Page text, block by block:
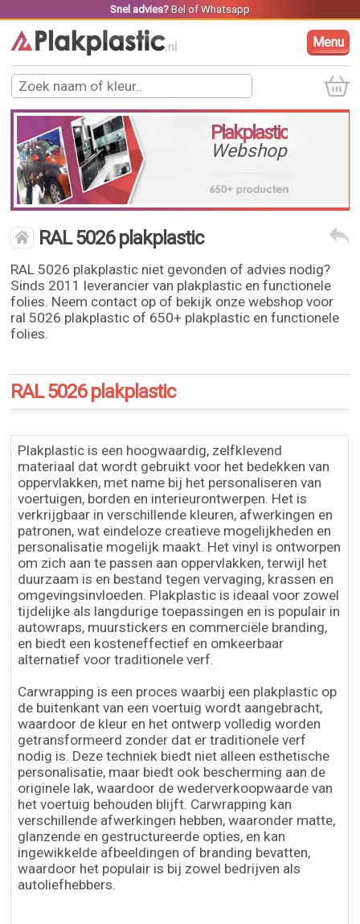
Snel advies? Belof Whatsapp
Menu
Plakplastic
Webshop
RAL 5026 plakplastic
RAL 5026 plakplastic niet gevonden of advies nodig?
Sinds 2011 leverancier van plakplastic en functionele
folies. Neem contact op of bekijk onze webshop voor
ral 5026 plakplastic of 650+ plakplastic en functionele
folies.
RAL 5026 plakplastic
Plakplastic is een hoogwaardig, zelfklevend
materiaal dat wordt gebruikt voor het bedekken van
oppervlakken, met name bij het personaliseren van
voertuigen, borden en interieurontwerpen. Het is
verkrijgbaar in verschillende kleuren, afwerkingen en
patronen, wat eindeloze creatieve mogelijkheden en
personalisatie mogelijk maakt. Het vinyl is ontworpen
om zich aan te passen aan oppervlakken, terwijl het
duurzaam is en bestand tegen vervaging, krassen en
omgevingsinvloeden. Plakplastic is ideaal voor zowel
tijdelijke als langdurige toepassingen en is populair in
autowraps, muurstickers en commerciële branding,
en biedt een kosteneffectief en omkeerbaar
alternatief voor traditionele verf.
Carwrapping is een proces waarbij een plakplastic op
de buitenkant van een voertuig wordt aangebracht,
waardoor de kleur en het ontwerp volledig worden
getransformeerd zonder dat er traditionele verf
nodig is. Deze techniek biedt niet alleen esthetische
personalisatie, maar biedt ook bescherming aan de
originele lak, waardoor de wederverkoopwaarde van
het voertuig behouden blijft. Carwrapping kan
verschillende afwerkingen hebben, waaronder matte,
glanzende en gestructureerde opties, en kan
ingewikkelde afbeeldingen of branding bevatten,
waardoor het populair is bij zowel bedrijven als
autoliefhebbers.